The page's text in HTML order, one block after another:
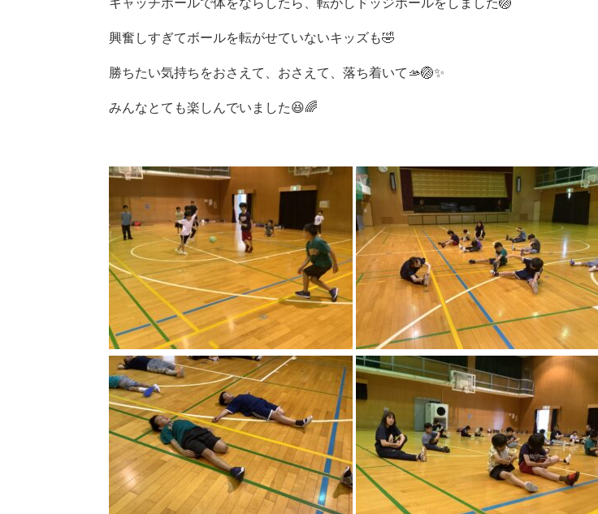
キャッチボールで体をならしたら、転がしドッジボールをしました🏐
興奮しすぎてボールを転がせていないキッズも🤣
勝ちたい気持ちをおさえて、おさえて、落ち着いて🫴🏐✨
みんなとても楽しんでいました😆🌈